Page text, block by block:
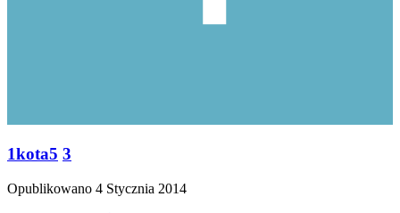
1kota5 3
Opublikowano 4 Stycznia 2014